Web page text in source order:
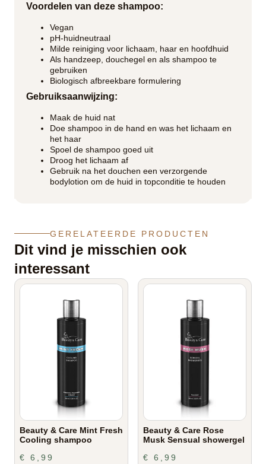
Voordelen van deze shampoo:
Vegan
pH-huidneutraal
Milde reiniging voor lichaam, haar en hoofdhuid
Als handzeep, douchegel en als shampoo te
gebruiken
Biologisch afbreekbare formulering
Gebruiksaanwijzing:
Maak de huid nat
Doe shampoo in de hand en was het lichaam en
het haar
Spoel de shampoo goed uit
Droog het lichaam af
Gebruik na het douchen een verzorgende
bodylotion om de huid in topconditie te houden
GERELATEERDE PRODUCTEN
Dit vind je misschien ook
interessant
Beauty & Care Mint Fresh
Cooling shampoo
€
6,99
Beauty & Care Rose
Musk Sensual showergel
€
6,99